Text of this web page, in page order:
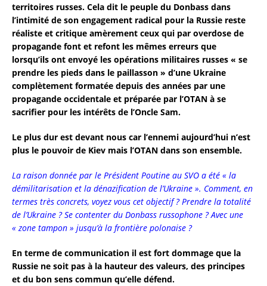
territoires russes. Cela dit le peuple du Donbass dans
l’intimité de son engagement radical pour la Russie reste
réaliste et critique amèrement ceux qui par overdose de
propagande font et refont les mêmes erreurs que
lorsqu’ils ont envoyé les opérations militaires russes « se
prendre les pieds dans le paillasson » d’une Ukraine
complètement formatée depuis des années par une
propagande occidentale et préparée par l’OTAN à se
sacrifier pour les intérêts de l’Oncle Sam.
Le plus dur est devant nous car l’ennemi aujourd’hui n’est
plus le pouvoir de Kiev mais l’OTAN dans son ensemble.
La raison donnée par le Président Poutine au SVO a été « la
démilitarisation et la dénazification de l’Ukraine ». Comment, en
termes très concrets, voyez vous cet objectif ? Prendre la totalité
de l’Ukraine ? Se contenter du Donbass russophone ? Avec une
« zone tampon » jusqu’à la frontière polonaise ?
En terme de communication il est fort dommage que la
Russie ne soit pas à la hauteur des valeurs, des principes
et du bon sens commun qu’elle défend.